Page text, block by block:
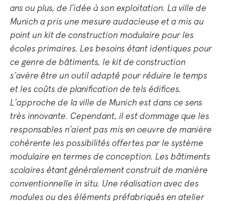
ans ou plus, de l’idée à son exploitation. La ville de
Munich a pris une mesure audacieuse et a mis au
point un kit de construction modulaire pour les
écoles primaires. Les besoins étant identiques pour
ce genre de bâtiments, le kit de construction
s’avère être un outil adapté pour réduire le temps
et les coûts de planification de tels édifices.
L’approche de la ville de Munich est dans ce sens
très innovante. Cependant, il est dommage que les
responsables n’aient pas mis en oeuvre de manière
cohérente les possibilités offertes par le système
modulaire en termes de conception. Les bâtiments
scolaires étant généralement construit de manière
conventionnelle in situ. Une réalisation avec des
modules ou des éléments préfabriqués en atelier